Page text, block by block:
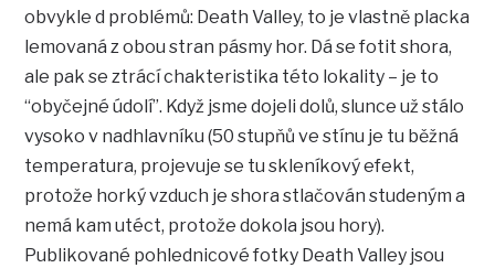
obvykle d problémů: Death Valley, to je vlastně placka
lemovaná z obou stran pásmy hor. Dá se fotit shora,
ale pak se ztrácí chakteristika této lokality – je to
“obyčejné údolí”. Když jsme dojeli dolů, slunce už stálo
vysoko v nadhlavníku (50 stupňů ve stínu je tu běžná
temperatura, projevuje se tu skleníkový efekt,
protože horký vzduch je shora stlačován studeným a
nemá kam utéct, protože dokola jsou hory).
Publikované pohlednicové fotky Death Valley jsou